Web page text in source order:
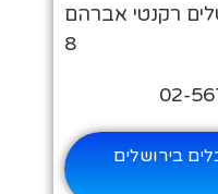
רקנטי אברהם
8
בירושלים